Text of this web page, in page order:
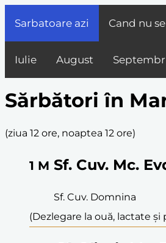
Sarbatoare azi Cand nu
Iulie August
Sărbători în
(ziua 12 ore, noaptea 12 ore)
1 M Sf. Cuv. Mc.
Sf. Cuv. Domnina
(Dezlegare la ouă, lactate